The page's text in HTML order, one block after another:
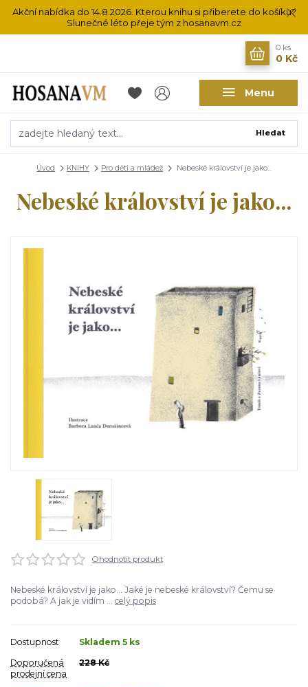
Akční nabídka do 14.8.2026. Kterou knihu si přiberete do košíku?
Slunečné léto přeje tým z hosanavm.cz
Menu
Hledat
0 ks
0 Kč
Úvod KNIHY Pro děti a mládež Nebeské království je jako...
Nebeské království je jako...
Ohodnotit produkt
Nebeské království je jako... Jaké je nebeské království? Čemu se
podobá? A jak je vidím ... celý popis
Dostupnost
Skladem 5 ks
Doporučená
prodejní cena
228 Kč